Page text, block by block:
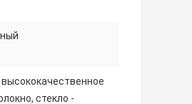
стекло -